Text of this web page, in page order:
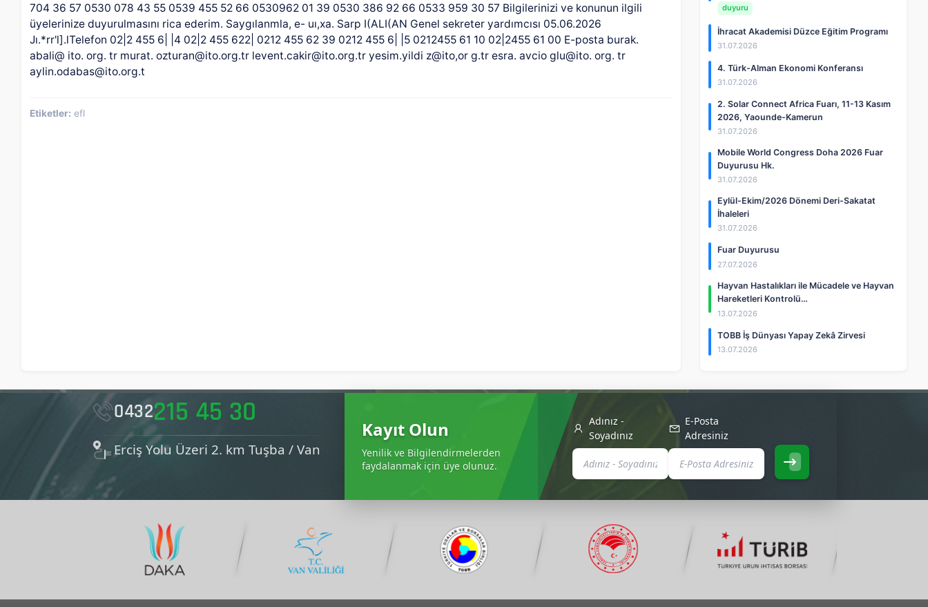
704 36 57 0530 078 43 55 0539 455 52 66 0530962 01 39 0530 386 92 66 0533 959 30 57 Bilgilerinizi ve konunun ilgili
üyelerinize duyurulmasını rica ederim. Saygılanmla, e- uı,xa. Sarp I(ALI(AN Genel sekreter yardımcısı 05.06.2026
Jı.*rr'l].lTelefon 02|2 455 6| |4 02|2 455 622| 0212 455 62 39 0212 455 6| |5 0212455 61 10 02|2455 61 00 E-posta burak.
abali@ ito. org. tr murat. ozturan@ito.org.tr levent.cakir@ito.org.tr yesim.yildi z@ito,or g.tr esra. avcio glu@ito. org. tr
aylin.odabas@ito.org.t
Etiketler: efl
duyuru
İhracat Akademisi Düzce Eğitim Programı
31.07.2026
4. Türk-Alman Ekonomi Konferansı
31.07.2026
2. Solar Connect Africa Fuarı, 11-13 Kasım
2026, Yaounde-Kamerun
31.07.2026
Mobile World Congress Doha 2026 Fuar
Duyurusu Hk.
31.07.2026
Eylül-Ekim/2026 Dönemi Deri-Sakatat
İhaleleri
31.07.2026
Fuar Duyurusu
27.07.2026
Hayvan Hastalıkları ile Mücadele ve Hayvan
Hareketleri Kontrolü…
13.07.2026
TOBB İş Dünyası Yapay Zekâ Zirvesi
13.07.2026
0432215 45 30
Erciş Yolu Üzeri 2. km Tuşba / Van
Kayıt Olun
Yenilik ve Bilgilendirmelerden
faydalanmak için üye olunuz.
Adınız -
Soyadınız
E-Posta
Adresiniz